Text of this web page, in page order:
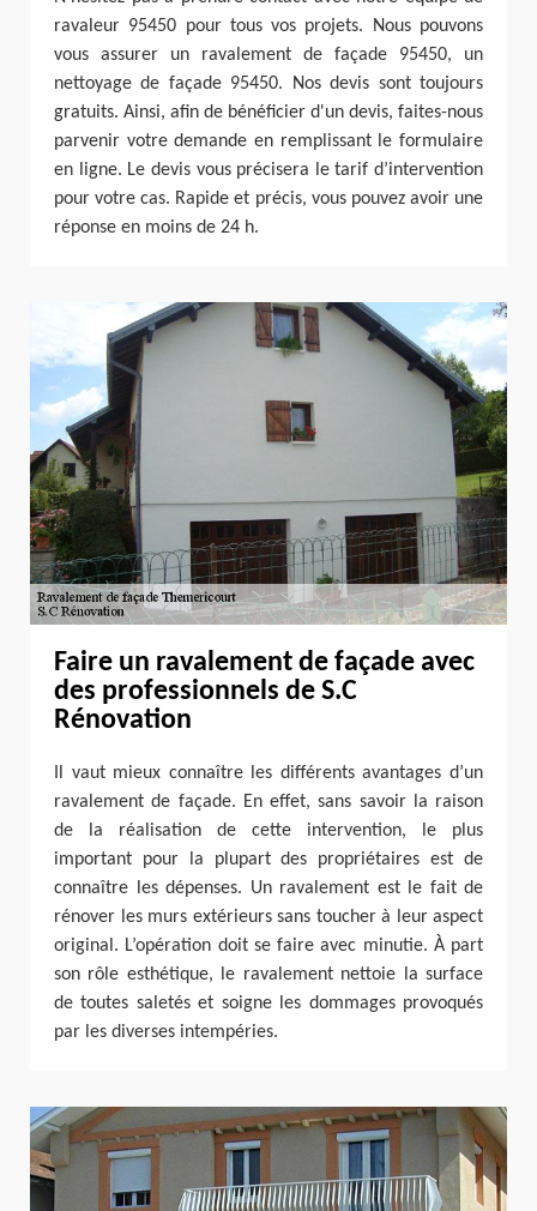
ravaleur 95450 pour tous vos projets. Nous pouvons
vous assurer un ravalement de façade 95450, un
nettoyage de façade 95450. Nos devis sont toujours
gratuits. Ainsi, afin de bénéficier d'un devis, faites-nous
parvenir votre demande en remplissant le formulaire
en ligne. Le devis vous précisera le tarif d’intervention
pour votre cas. Rapide et précis, vous pouvez avoir une
réponse en moins de 24 h.
Faire un ravalement de façade avec
des professionnels de S.C
Rénovation
Il vaut mieux connaître les différents avantages d’un
ravalement de façade. En effet, sans savoir la raison
de la réalisation de cette intervention, le plus
important pour la plupart des propriétaires est de
connaître les dépenses. Un ravalement est le fait de
rénover les murs extérieurs sans toucher à leur aspect
original. L’opération doit se faire avec minutie. À part
son rôle esthétique, le ravalement nettoie la surface
de toutes saletés et soigne les dommages provoqués
par les diverses intempéries.